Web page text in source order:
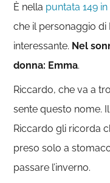
È nella puntata 149
che il personaggio
interessante. Nel
donna: Emma.
Riccardo, che va a
sente questo nome.
Riccardo gli ricorda
preso solo a
passare l’inverno.